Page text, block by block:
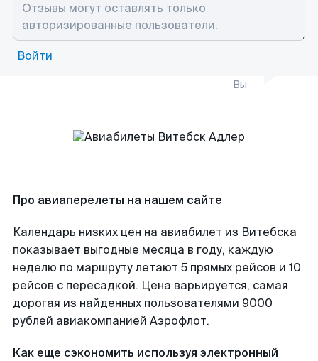
Войти
Вы
Про авиаперелеты на нашем сайте
Календарь низких цен на авиабилет из Витебска
показывает выгодные месяца в году, каждую
неделю по маршруту летают 5 прямых рейсов и 10
рейсов с пересадкой. Цена варьируется, самая
дорогая из найденных пользователями 9000
рублей авиакомпанией Аэрофлот.
Как еще сэкономить используя электронный